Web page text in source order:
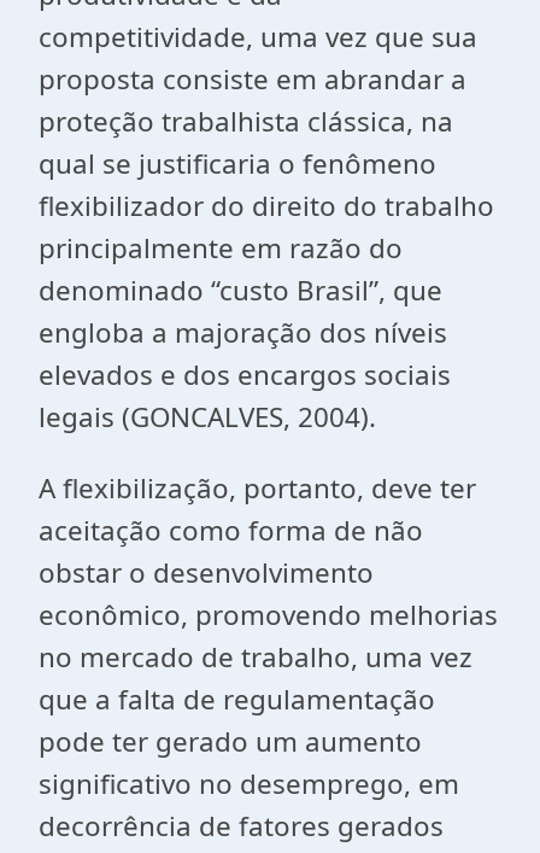
competitividade, uma vez que sua
proposta consiste em abrandar a
proteção trabalhista clássica, na
qual se justificaria o fenômeno
flexibilizador do direito do trabalho
principalmente em razão do
denominado “custo Brasil”, que
engloba a majoração dos níveis
elevados e dos encargos sociais
legais (GONCALVES, 2004).
A flexibilização, portanto, deve ter
aceitação como forma de não
obstar o desenvolvimento
econômico, promovendo melhorias
no mercado de trabalho, uma vez
que a falta de regulamentação
pode ter gerado um aumento
significativo no desemprego, em
decorrência de fatores gerados